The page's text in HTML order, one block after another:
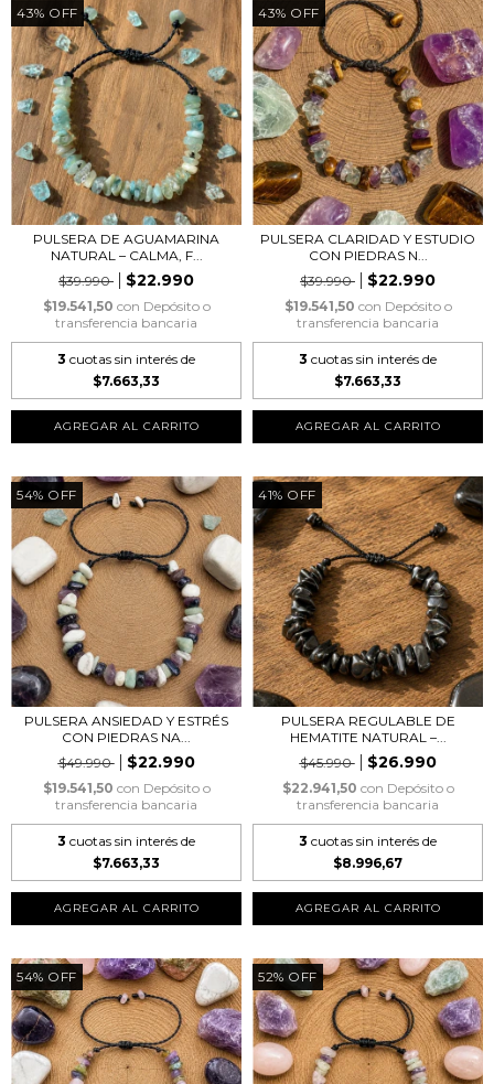
43% OFF
PULSERA DE AGUAMARINA
NATURAL – CALMA, F...
$39.990
$22.990
$19.541,50 con Depósito o
transferencia bancaria
3 cuotas sin interés de
$7.663,33
43% OFF
PULSERA CLARIDAD Y ESTUDIO
CON PIEDRAS N...
$39.990
$22.990
$19.541,50 con Depósito o
transferencia bancaria
3 cuotas sin interés de
$7.663,33
54% OFF
PULSERA ANSIEDAD Y ESTRÉS
CON PIEDRAS NA...
$49.990
$22.990
$19.541,50 con Depósito o
transferencia bancaria
3 cuotas sin interés de
$7.663,33
41% OFF
PULSERA REGULABLE DE
HEMATITE NATURAL –...
$45.990
$26.990
$22.941,50 con Depósito o
transferencia bancaria
3 cuotas sin interés de
$8.996,67
54% OFF 52% OFF